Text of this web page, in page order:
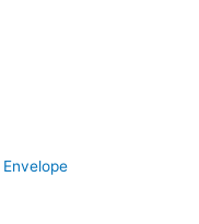
Envelope